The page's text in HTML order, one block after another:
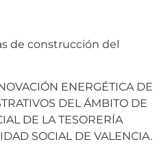
de construcción del
ENERGÉTICA DE
DEL ÁMBITO DE
DE LA TESORERÍA
SOCIAL DE VALENCIA.